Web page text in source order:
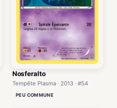
Nosferalto
Tempête Plasma · 2013 · #54
PEU COMMUNE